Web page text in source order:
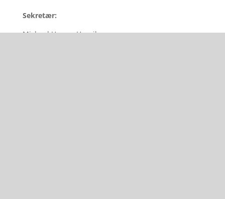
Sekretær:
Michael Hygom Henriksen